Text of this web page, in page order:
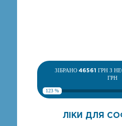
ЗІБРАНО46561 ГРН З
ГРН
123 %
ЛІКИ ДЛЯ